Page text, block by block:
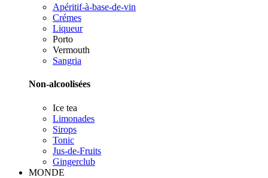
Apéritif-à-base-de-vin
Crémes
Liqueur
Porto
Vermouth
Sangria
Non-alcoolisées
Ice tea
Limonades
Sirops
Tonic
Jus-de-Fruits
Gingerclub
MONDE